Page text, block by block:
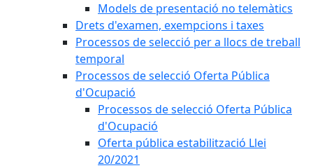
Models de presentació no telemàtics
Drets d'examen, exempcions i taxes
Processos de selecció per a llocs de treball
temporal
Processos de selecció Oferta Pública
d'Ocupació
Processos de selecció Oferta Pública
d'Ocupació
Oferta pública estabilització Llei
20/2021